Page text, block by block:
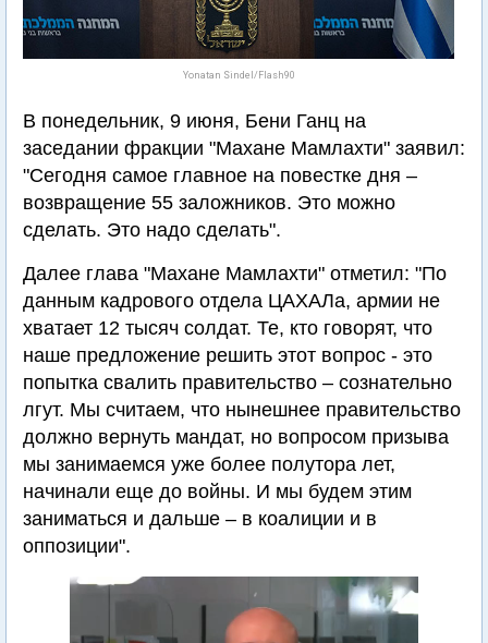
Yonatan Sindel/Flash90
В понедельник, 9 июня, Бени Ганц на
заседании фракции "Махане Мамлахти" заявил:
"Сегодня самое главное на повестке дня –
возвращение 55 заложников. Это можно
сделать. Это надо сделать".
Далее глава "Махане Мамлахти" отметил: "По
данным кадрового отдела ЦАХАЛа, армии не
хватает 12 тысяч солдат. Те, кто говорят, что
наше предложение решить этот вопрос - это
попытка свалить правительство – сознательно
лгут. Мы считаем, что нынешнее правительство
должно вернуть мандат, но вопросом призыва
мы занимаемся уже более полутора лет,
начинали еще до войны. И мы будем этим
заниматься и дальше – в коалиции и в
оппозиции".